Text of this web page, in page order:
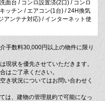
面台 / コンロ設置済(2口) / コンロ
ッチン / エアコン(1台) / 24H換気
アンテナ対応) / インターネット使
手数料30,000円以上の物件に限り
状を優先させていただきます。
はご了承ください。
き状況についてはお問い合わせく
は、建物の管理規約で可能になっ